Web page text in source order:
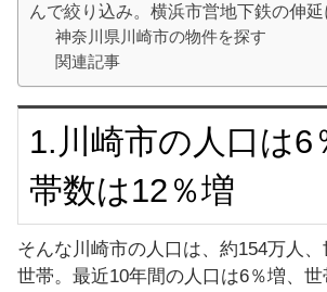
んで絞り込み。横浜市営地下鉄の伸延
神奈川県川崎市の物件を探す
関連記事
1.川崎市の人口は6
帯数は12％増
そんな川崎市の人口は、約154万人
世帯。最近10年間の人口は6％増、世